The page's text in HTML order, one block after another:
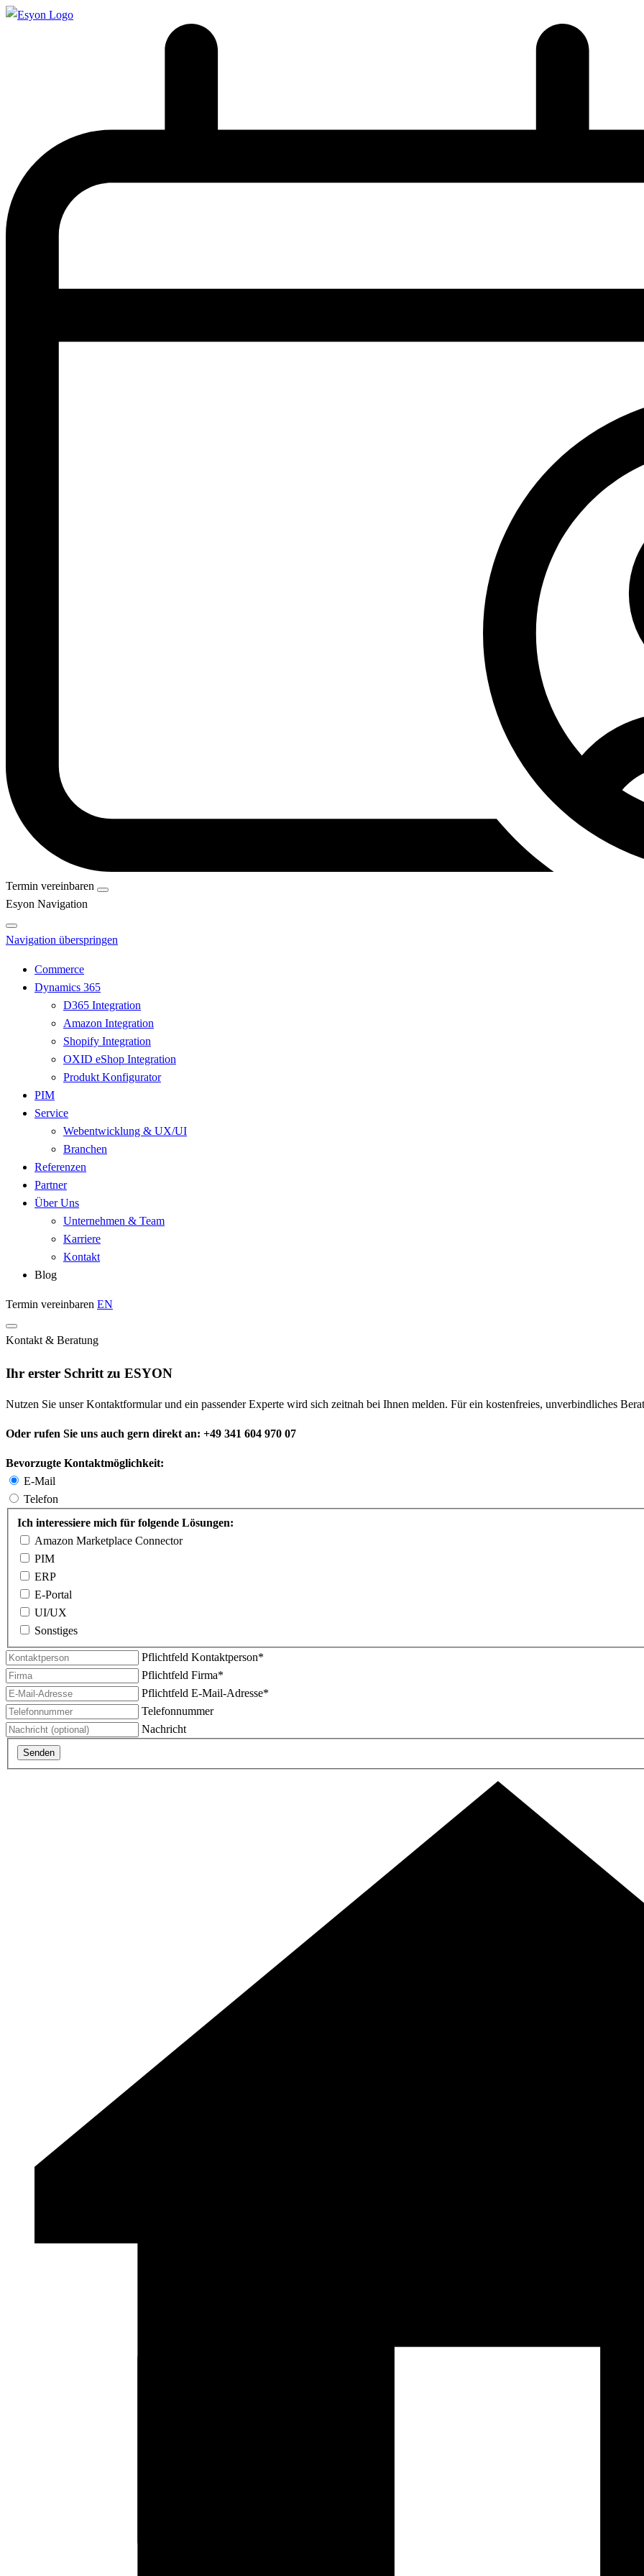
Termin vereinbaren
Esyon Navigation
Navigation überspringen
Commerce
Dynamics 365
D365 Integration
Amazon Integration
Shopify Integration
OXID eShop Integration
Produkt Konfigurator
PIM
Service
Webentwicklung & UX/UI
Branchen
Referenzen
Partner
Über Uns
Unternehmen & Team
Karriere
Kontakt
Blog
Termin vereinbaren EN
Kontakt & Beratung
Ihr erster Schritt zu ESYON
Nutzen Sie unser Kontaktformular und ein passender Experte wird sich zeitnah bei Ihnen melden. Für ein kostenfreies, unverbindliches
Oder rufen Sie uns auch gern direkt an: +49 341 604 970 07
Bevorzugte Kontaktmöglichkeit:
E-Mail
Telefon
Ich interessiere mich für folgende Lösungen:
Amazon Marketplace Connector
PIM
ERP
E-Portal
UI/UX
Sonstiges
Pflichtfeld Kontaktperson*
Pflichtfeld Firma*
Pflichtfeld E-Mail-Adresse*
Telefonnummer
Nachricht
Senden